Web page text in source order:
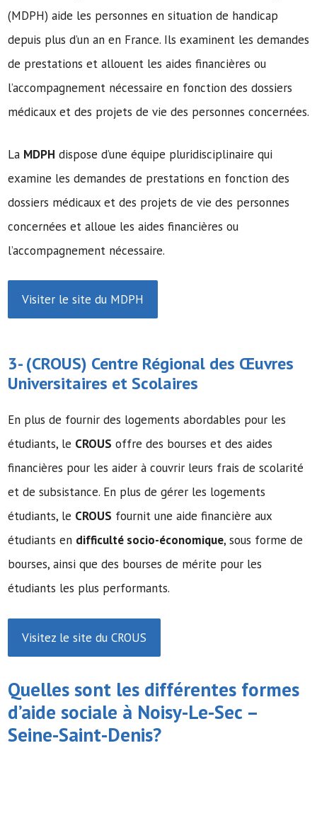
(MDPH) aide les personnes en situation de handicap
depuis plus d’un an en France. Ils examinent les demandes
de prestations et allouent les aides financières ou
l’accompagnement nécessaire en fonction des dossiers
médicaux et des projets de vie des personnes concernées.
La MDPH dispose d’une équipe pluridisciplinaire qui
examine les demandes de prestations en fonction des
dossiers médicaux et des projets de vie des personnes
concernées et alloue les aides financières ou
l’accompagnement nécessaire.
Visiter le site du MDPH
3- (CROUS) Centre Régional des Œuvres
Universitaires et Scolaires
En plus de fournir des logements abordables pour les
étudiants, le CROUS offre des bourses et des aides
financières pour les aider à couvrir leurs frais de scolarité
et de subsistance. En plus de gérer les logements
étudiants, le CROUS fournit une aide financière aux
étudiants en difficulté socio-économique, sous forme de
bourses, ainsi que des bourses de mérite pour les
étudiants les plus performants.
Visitez le site du CROUS
Quelles sont les différentes formes
d’aide sociale à Noisy-Le-Sec –
Seine-Saint-Denis?